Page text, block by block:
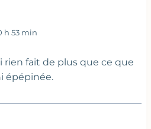
h 53 min
rien fait de plus que ce que
épépinée.